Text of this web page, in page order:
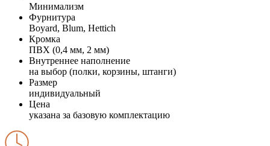
Минимализм
Фурнитура
Boyard, Blum, Hettich
Кромка
ПВХ (0,4 мм, 2 мм)
Внутреннее наполнение
на выбор (полки, корзины, штанги)
Размер
индивидуальный
Цена
указана за базовую комплектацию